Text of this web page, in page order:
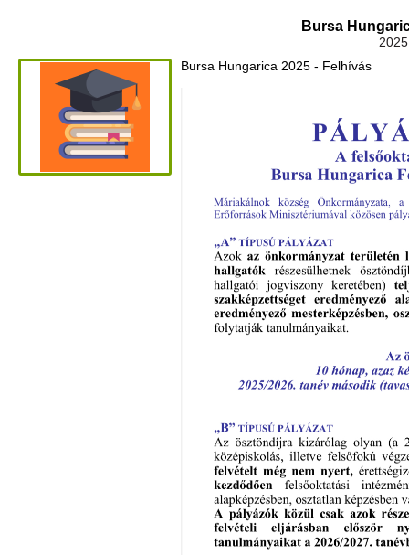
Bursa
Bursa Hungarica 2025 - Felhívás